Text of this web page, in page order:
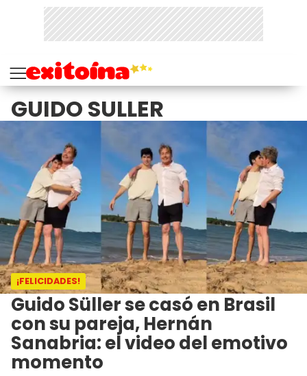
GUIDO SULLER
¡FELICIDADES!
Guido Süller se casó en Brasil
con su pareja, Hernán
Sanabria: el video del emotivo
momento